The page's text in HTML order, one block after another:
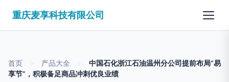
重庆麦享科技有限公司
首页 产品大全
中国石化浙江石油温州分公司提前布局“易
享节”，积极备足商品冲刺优良业绩